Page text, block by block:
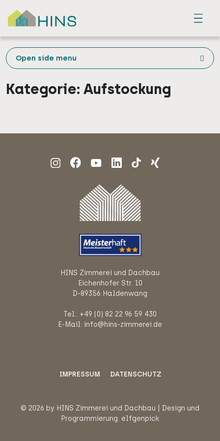
Menu
Kategorie: Aufstockung
Open side menu
HINS Zimmerei und Dachbau
Eichenhofer Str. 10
D-89356 Haldenwang
Tel.: +49 (0) 82 22 96 59 430
E-Mail: info@hins-zimmerei.de
© 2026 by HINS Zimmerei und Dachbau | Design und
Programmierung: elfgenpick
IMPRESSUM DATENSCHUTZ